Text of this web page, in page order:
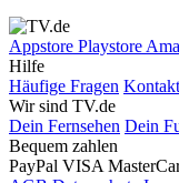
Appstore Playstore
Hilfe
Häufige Fragen Kontakt
Wir sind TV.de
Dein Fernsehen Dein
Bequem zahlen
PayPal VISA